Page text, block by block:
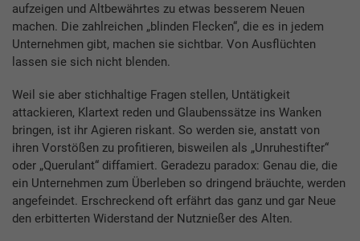
aufzeigen und Altbewährtes zu etwas besserem Neuen
machen. Die zahlreichen „blinden Flecken“, die es in jedem
Unternehmen gibt, machen sie sichtbar. Von Ausflüchten
lassen sie sich nicht blenden.
Weil sie aber stichhaltige Fragen stellen, Untätigkeit
attackieren, Klartext reden und Glaubenssätze ins Wanken
bringen, ist ihr Agieren riskant. So werden sie, anstatt von
ihren Vorstößen zu profitieren, bisweilen als „Unruhestifter“
oder „Querulant“ diffamiert. Geradezu paradox: Genau die, die
ein Unternehmen zum Überleben so dringend bräuchte, werden
angefeindet. Erschreckend oft erfährt das ganz und gar Neue
den erbitterten Widerstand der Nutznießer des Alten.